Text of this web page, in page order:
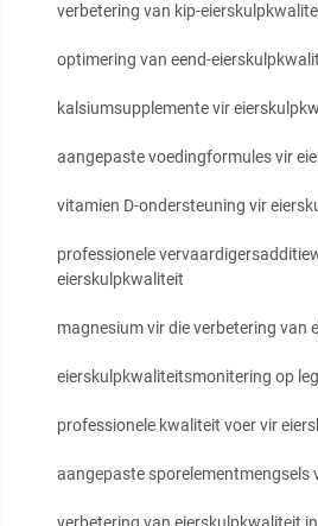
verbetering van kip-
optimering van eend-
kalsiumsupplemente vir
aangepaste voedingformules vir
vitamien D-ondersteuning vir
professionele
eierskulpkwaliteit
magnesium vir die verbetering van
eierskulpkwaliteitsmonitering op
professionele kwaliteit voer vir
aangepaste sporelementmengsels